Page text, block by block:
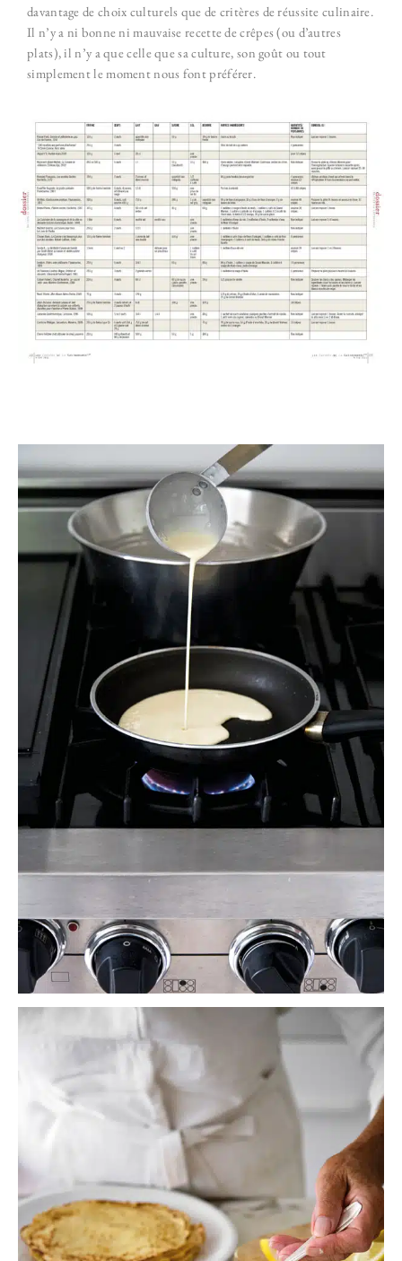
davantage de choix culturels que de critères de réussite culinaire.
Il n’y a ni bonne ni mauvaise recette de crêpes (ou d’autres
plats), il n’y a que celle que sa culture, son goût ou tout
simplement le moment nous font préférer.